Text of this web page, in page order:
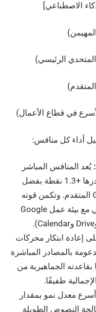
الاصطناعي]
أداء كل منافس:
يُعد المنافس المباشر
الأقوى، حيث حقق زيادة قدرها +1.3 نقطة بفضل
إطلاقه لتحديث Gemini 2.0 المتقدم. وتكمن قوته
الأساسية في الدمج التلقائي مع بيئة عمل Google
إعادة ابتكار محركات
بالمصادر المباشرة
الجماهيرية من
طفيفًا.
معدل نمو بمقدار
النصوص الطويلة